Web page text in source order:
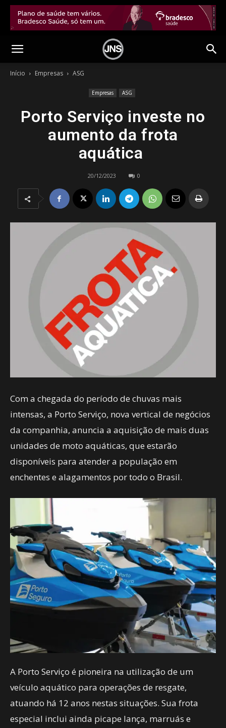
Início Empresas ASG
Empresas ASG
Porto Serviço investe no
aumento da frota
aquática
20/12/2023 0
Com a chegada do período de chuvas mais
intensas, a Porto Serviço, nova vertical de negócios
da companhia, anuncia a aquisição de mais duas
unidades de moto aquáticas, que estarão
disponíveis para atender a população em
enchentes e alagamentos por todo o Brasil.
A Porto Serviço é pioneira na utilização de um
veículo aquático para operações de resgate,
atuando há 12 anos nestas situações. Sua frota
especial inclui ainda picape lança, marruás e